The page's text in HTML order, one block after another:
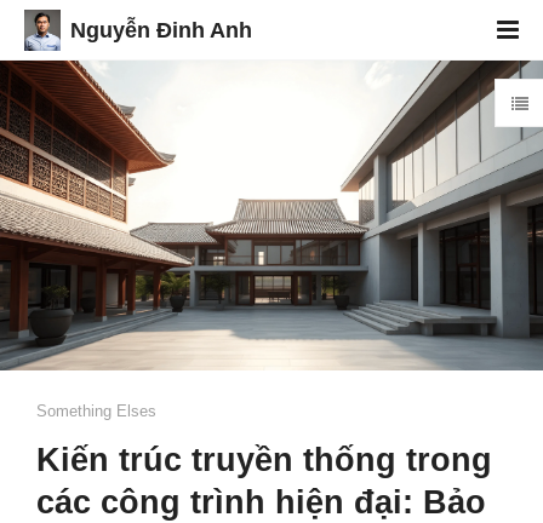
Nguyễn Đinh Anh
Something Elses
Kiến trúc truyền thống trong
các công trình hiện đại: Bảo